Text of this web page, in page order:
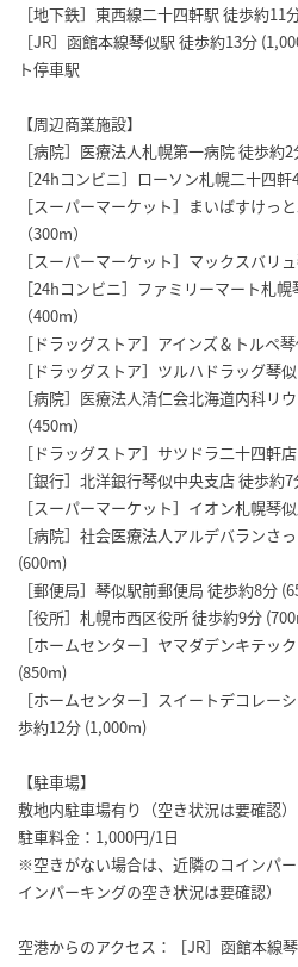
［地下鉄］東西線二十四軒駅 徒歩約11
［JR］函館本線琴似駅 徒歩約13分
ト停車駅
【周辺商業施設】
［病院］医療法人札幌第一病院 徒歩約2
［24hコンビニ］ローソン札幌二十四軒
［スーパーマーケット］まいばすけっ
（300m）
［スーパーマーケット］マックスバリ
［24hコンビニ］ファミリーマート札
（400m）
［ドラッグストア］アインズ＆トルペ
［ドラッグストア］ツルハドラッグ琴
［病院］医療法人清仁会北海道内科リ
（450m）
［ドラッグストア］サツドラ二十四軒
［銀行］北洋銀行琴似中央支店 徒歩約7
［スーパーマーケット］イオン札幌琴
［病院］社会医療法人アルデバランさ
(600m)
［郵便局］琴似駅前郵便局 徒歩約8分
［役所］札幌市西区役所 徒歩約9分
［ホームセンター］ヤマダデンキテッ
(850m)
［ホームセンター］スイートデコレー
歩約12分 (1,000m)
【駐車場】
敷地内駐車場有り（空き状況は要確認）
駐車料金：1,000円/1日
※空きがない場合は、近隣のコインパ
インパーキングの空き状況は要確認）
空港からのアクセス：［JR］函館本線